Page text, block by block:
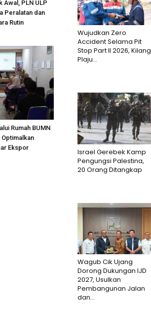
Awal, PLN ULP
Peralatan dan
Rutin
Rumah BUMN
Optimalkan
Ekspor
Wujudkan Zero
Accident Selama Pit
Stop Part II 2026, Kilang
Plaju...
Israel Gerebek Kamp
Pengungsi Palestina,
20 Orang Ditangkap
Wagub Cik Ujang
Dorong Dukungan IJD
2027, Usulkan
Pembangunan Jalan
dan...